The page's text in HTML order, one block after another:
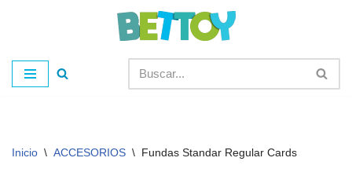
al
contenido
Inicio \ ACCESORIOS \ Fundas Standar Regular Cards